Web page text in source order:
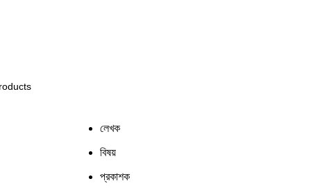
লেখক
বিষয়
প্রকাশক